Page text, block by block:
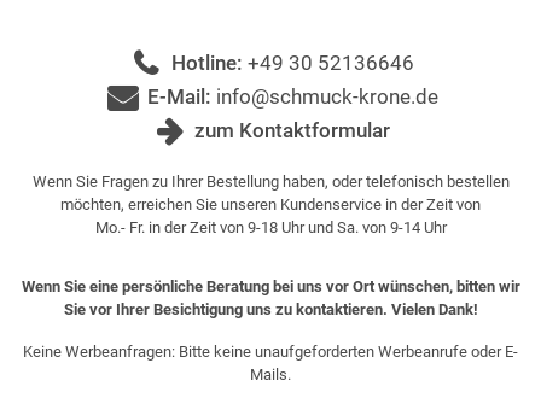
Hotline: +49 30 52136646
E-Mail: info@schmuck-krone.de
zum Kontaktformular
Wenn Sie Fragen zu Ihrer Bestellung haben, oder telefonisch bestellen
möchten, erreichen Sie unseren Kundenservice in der Zeit von
Mo.- Fr. in der Zeit von 9-18 Uhr und Sa. von 9-14 Uhr
Wenn Sie eine persönliche Beratung bei uns vor Ort wünschen, bitten wir
Sie vor Ihrer Besichtigung uns zu kontaktieren. Vielen Dank!
Keine Werbeanfragen: Bitte keine unaufgeforderten Werbeanrufe oder E-
Mails.